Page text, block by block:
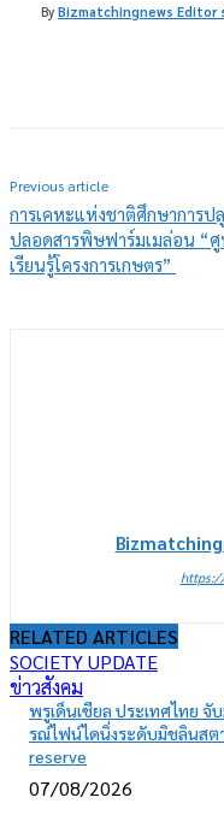
By Bizmatchingnews Editor
Previous article
การเคหะแห่งชาติศึกษาการป
ปลอดสารพิษฟาร์มเมล่อน “
เรียนรู้โครงการเกษตร”
RELATED ARTICLES
SOCIETY UPDATE
ข่าวสังคม
พรูเด็นเชียล ประเทศไทย จั
รณ์ไฟน์ไดนิ่งระดับมิชลินส
reserve
07/08/2026